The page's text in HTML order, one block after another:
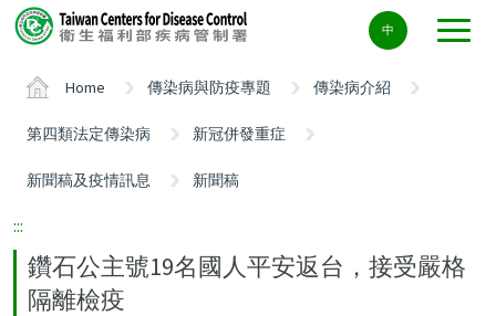
Center
block
中
Home 傳染病與防疫專題 傳染病介紹
第四類法定傳染病 新冠併發重症
新聞稿及疫情訊息 新聞稿
:::
鑽石公主號19名國人平安返台，接受嚴格
隔離檢疫